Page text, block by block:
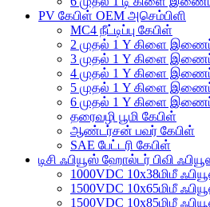
PV கேபிள் OEM அசெம்பிளி
MC4 நீட்டிப்பு கேபிள்
2 முதல் 1 Y கிளை
3 முதல் 1 Y கிளை
4 முதல் 1 Y கிளை
5 முதல் 1 Y கிளை
6 முதல் 1 Y கிளை
தரைவழி பூமி கேபிள்
ஆண்டர்சன் பவர் கேபிள்
SAE பேட்டரி கேபிள்
டிசி ஃபியூஸ் ஹோல்டர் பிவி
1000VDC 10x38மிமீ
1500VDC 10x65மிமீ
1500VDC 10x85மிமீ